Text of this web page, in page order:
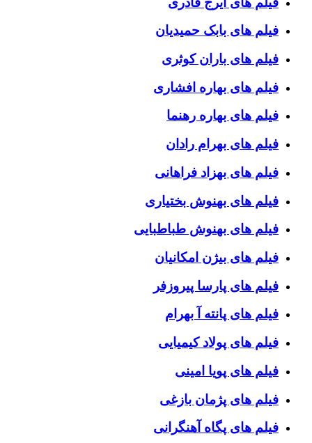
فیلم های بابک حمیدیان
فیلم های باران کوثری
فیلم های بهاره افشاری
فیلم های بهاره رهنما
فیلم های بهرام رادان
فیلم های بهزاد فراهانی
فیلم های بهنوش بختیاری
فیلم های بهنوش طباطبایی
فیلم های بیژن امکانیان
فیلم های پارسا پیروزفر
فیلم های پانته آ بهرام
فیلم های پولاد کیمیایی
فیلم های پویا امینی
فیلم های پژمان بازغی
فیلم های پگاه آهنگرانی